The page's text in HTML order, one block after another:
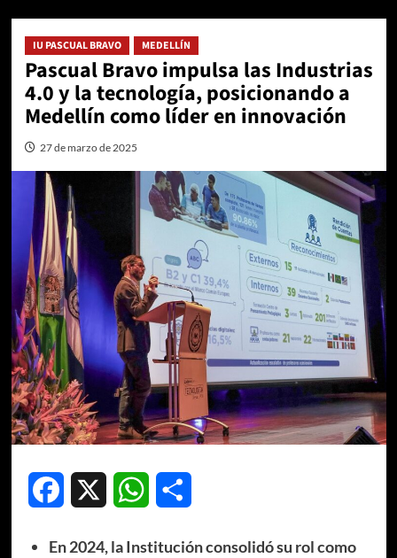
IU PASCUAL BRAVO MEDELLÍN
Pascual Bravo impulsa las Industrias
4.0 y la tecnología, posicionando a
Medellín como líder en innovación
27 de marzo de 2025
Facebook WhatsApp
En 2024, la Institución consolidó su rol como